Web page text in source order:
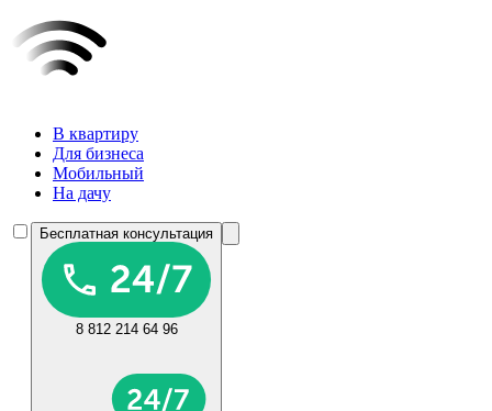
В квартиру
Для бизнеса
Мобильный
На дачу
Бесплатная консультация
8 812 214 64 96